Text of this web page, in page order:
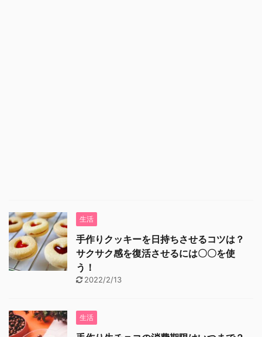
生活
手作りクッキーを日持ちさせるコツは？
サクサク感を復活させるには〇〇を使
う！
2022/2/13
生活